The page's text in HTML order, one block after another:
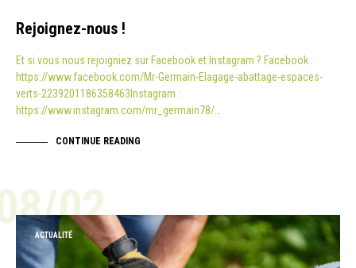
Rejoignez-nous !
Et si vous nous rejoigniez sur Facebook et Instagram ? Facebook :
https://www.facebook.com/Mr-Germain-Elagage-abattage-espaces-
verts-2239201186358463Instagram :
https://www.instagram.com/mr_germain78/…
CONTINUE READING
02
ACTUALITÉ